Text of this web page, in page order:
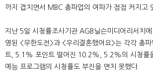
까지 겹치면서 MBC 총파업의 여파가 점점 커지고
지난 5일 시청률조사기관 AGB닐슨미디어리서치
영된 <무한도전>과 <우리결혼했어요>는 각각 총
트, 5.1% 포인트 떨어진 10.2%, 5.2%의 시청률
예능 프로그램의 시청률도 부진을 면치 못했다.